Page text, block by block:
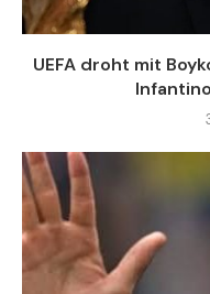
UEFA droht mit